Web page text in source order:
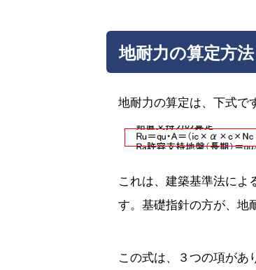
地耐力の算定方
地耐力の算定は、下式で
これは、建築基準法に
す。基礎指針の方が、地
この式は、３つの項があ